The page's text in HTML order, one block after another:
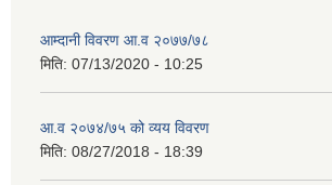
आम्दानी विवरण आ.व २०७७/७८
मिति: 07/13/2020 - 10:25
आ.व २०७४/७५ को व्यय विवरण
मिति: 08/27/2018 - 18:39